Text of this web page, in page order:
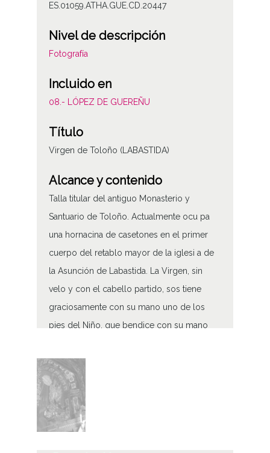
ES.01059.ATHA.GUE.CD.20447
Nivel de descripción
Fotografía
Incluido en
08.- LÓPEZ DE GUEREÑU
Título
Virgen de Toloño (LABASTIDA)
Alcance y contenido
Talla titular del antiguo Monasterio y
Santuario de Toloño. Actualmente ocu pa
una hornacina de casetones en el primer
cuerpo del retablo mayor de la iglesi a de
la Asunción de Labastida. La Virgen, sin
velo y con el cabello partido, sos tiene
graciosamente con su mano uno de los
pies del Niño, que bendice con su mano
la bola. Ambas figuras llevan grandes cor
onas metálicas sobre sus cabezas. Una
nube con cabezas de ángeles sirve de
peana
Virgen de Toloño